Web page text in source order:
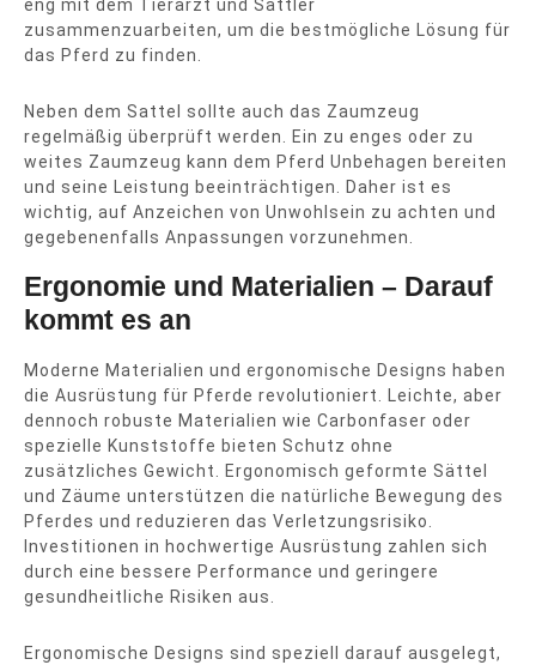
eng mit dem Tierarzt und Sattler
zusammenzuarbeiten, um die bestmögliche Lösung für
das Pferd zu finden.
Neben dem Sattel sollte auch das Zaumzeug
regelmäßig überprüft werden. Ein zu enges oder zu
weites Zaumzeug kann dem Pferd Unbehagen bereiten
und seine Leistung beeinträchtigen. Daher ist es
wichtig, auf Anzeichen von Unwohlsein zu achten und
gegebenenfalls Anpassungen vorzunehmen.
Ergonomie und Materialien – Darauf
kommt es an
Moderne Materialien und ergonomische Designs haben
die Ausrüstung für Pferde revolutioniert. Leichte, aber
dennoch robuste Materialien wie Carbonfaser oder
spezielle Kunststoffe bieten Schutz ohne
zusätzliches Gewicht. Ergonomisch geformte Sättel
und Zäume unterstützen die natürliche Bewegung des
Pferdes und reduzieren das Verletzungsrisiko.
Investitionen in hochwertige Ausrüstung zahlen sich
durch eine bessere Performance und geringere
gesundheitliche Risiken aus.
Ergonomische Designs sind speziell darauf ausgelegt,